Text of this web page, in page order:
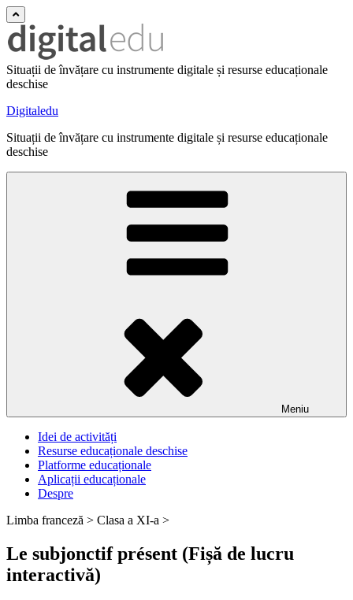
Situații de învățare cu instrumente digitale și resurse educaționale
deschise
Digitaledu
Situații de învățare cu instrumente digitale și resurse educaționale
deschise
Meniu
Idei de activități
Resurse educaționale deschise
Platforme educaționale
Aplicații educaționale
Despre
Limba franceză > Clasa a XI-a >
Le subjonctif présent (Fișă de lucru
interactivă)